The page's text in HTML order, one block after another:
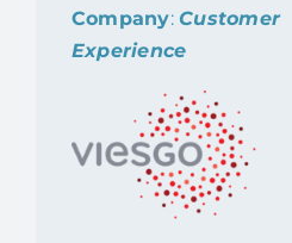
Company:Customer
Experience